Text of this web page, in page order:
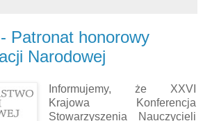
Patronat honorowy
Narodowej
Informujemy, że XXVI
Krajowa Konferencja
Stowarzyszenia Nauczycieli